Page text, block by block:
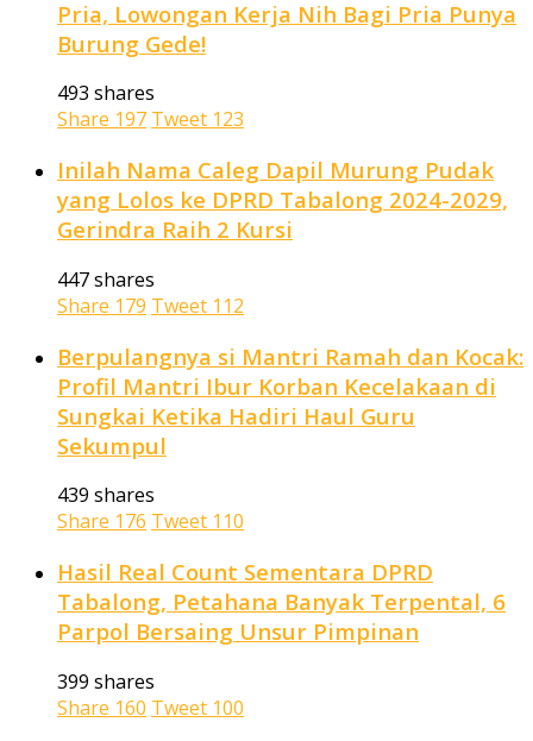
Pria, Lowongan Kerja Nih Bagi Pria Punya
Burung Gede!
493 shares
Share 197 Tweet 123
Inilah Nama Caleg Dapil Murung Pudak
yang Lolos ke DPRD Tabalong 2024-2029,
Gerindra Raih 2 Kursi
447 shares
Share 179 Tweet 112
Berpulangnya si Mantri Ramah dan Kocak:
Profil Mantri Ibur Korban Kecelakaan di
Sungkai Ketika Hadiri Haul Guru
Sekumpul
439 shares
Share 176 Tweet 110
Hasil Real Count Sementara DPRD
Tabalong, Petahana Banyak Terpental, 6
Parpol Bersaing Unsur Pimpinan
399 shares
Share 160 Tweet 100